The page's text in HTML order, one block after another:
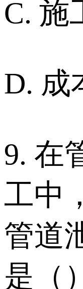
C. 施
D. 成
9. 在
工中
管道
是（